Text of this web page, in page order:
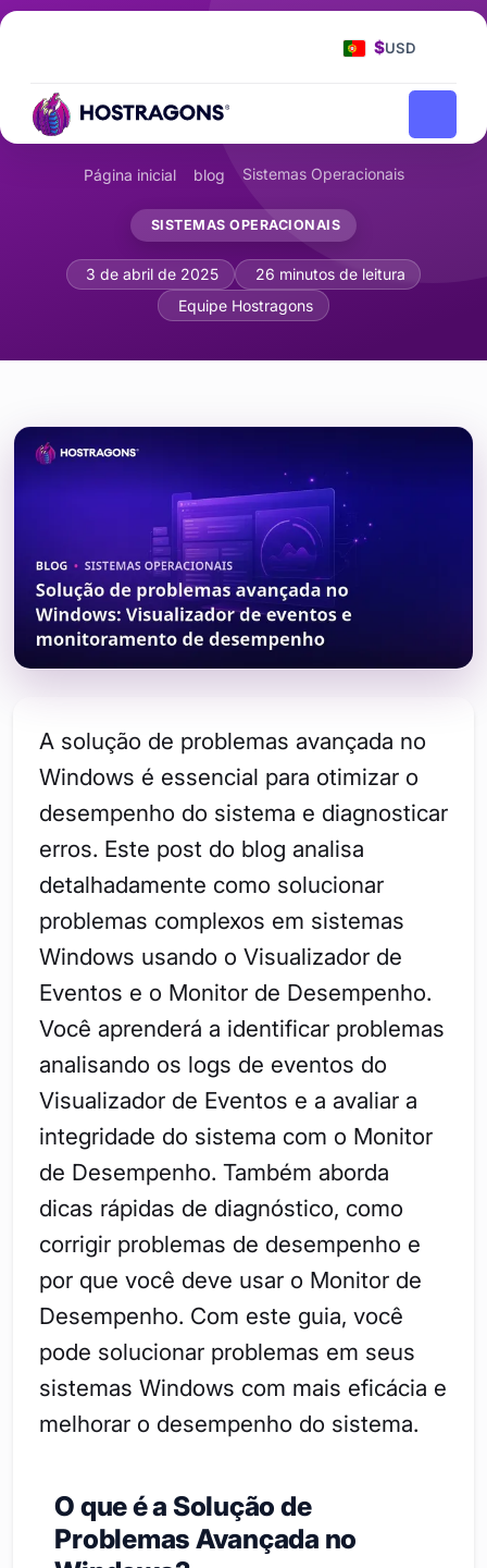
$USD
Página inicial blog Sistemas Operacionais
SISTEMAS OPERACIONAIS
Solução de problemas avançada no
3 de abril de 2025
26 minutos de leitura
Equipe Hostragons
A solução de problemas avançada no
Windows é essencial para otimizar o
desempenho do sistema e diagnosticar
erros. Este post do blog analisa
detalhadamente como solucionar
problemas complexos em sistemas
Windows usando o Visualizador de
Eventos e o Monitor de Desempenho.
Você aprenderá a identificar problemas
analisando os logs de eventos do
Visualizador de Eventos e a avaliar a
integridade do sistema com o Monitor
de Desempenho. Também aborda
dicas rápidas de diagnóstico, como
corrigir problemas de desempenho e
por que você deve usar o Monitor de
Desempenho. Com este guia, você
pode solucionar problemas em seus
sistemas Windows com mais eficácia e
melhorar o desempenho do sistema.
O que é a Solução de
Problemas Avançada no